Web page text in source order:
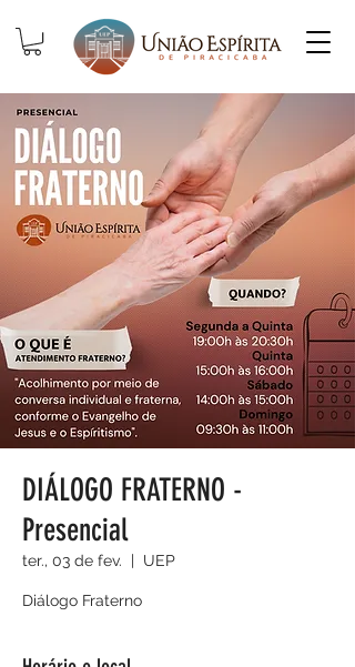
DIÁLOGO FRATERNO -
Presencial
ter., 03 de fev.
  |
UEP
Diálogo Fraterno